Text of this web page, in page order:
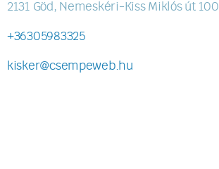
2131 Göd, Nemeskéri-Kiss Miklós út 100.
+36305983325
kisker@csempeweb.hu